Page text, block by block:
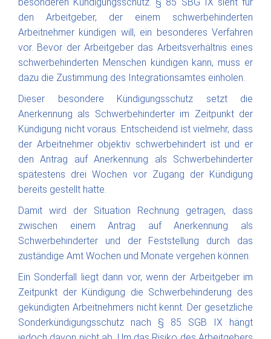
den Arbeitgeber, der einem schwerbehinderten
Arbeitnehmer kündigen will, ein besonderes Verfahren
vor. Bevor der Arbeitgeber das Arbeitsverhältnis eines
schwerbehinderten Menschen kündigen kann, muss er
dazu die Zustimmung des Integrationsamtes einholen.
Dieser besondere Kündigungsschutz setzt die
Anerkennung als Schwerbehinderter im Zeitpunkt der
Kündigung nicht voraus. Entscheidend ist vielmehr, dass
der Arbeitnehmer objektiv schwerbehindert ist und er
den Antrag auf Anerkennung als Schwerbehinderter
spätestens drei Wochen vor Zugang der Kündigung
bereits gestellt hatte.
Damit wird der Situation Rechnung getragen, dass
zwischen einem Antrag auf Anerkennung als
Schwerbehinderter und der Feststellung durch das
zuständige Amt Wochen und Monate vergehen können.
Ein Sonderfall liegt dann vor, wenn der Arbeitgeber im
Zeitpunkt der Kündigung die Schwerbehinderung des
gekündigten Arbeitnehmers nicht kennt. Der gesetzliche
Sonderkündigungsschutz nach § 85 SGB IX hängt